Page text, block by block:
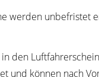
werden unbefristet
den
und können nach